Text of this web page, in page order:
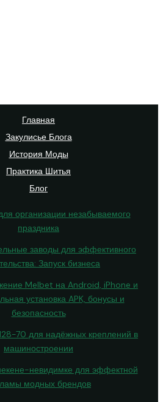
Главная
Закулисье Блога
История Моды
Практика Шитья
Блог
организации незабываемого
праздника
заводы для эффективного
Запуск бизнеса
Melbet на Android, iPhone и
установка APK, бонусы и
безопасность
70 для надёжных креплений в
машиностроении
невидимке для эффектной
модных брендов